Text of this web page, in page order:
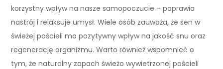
korzystny wpływ na nasze samopoczucie – poprawia
nastrój i relaksuje umysł. Wiele osób zauważa, że sen w
świeżej pościeli ma pozytywny wpływ na jakość snu oraz
regenerację organizmu. Warto również wspomnieć o
tym, że naturalny zapach świeżo wywietrzonej pościeli